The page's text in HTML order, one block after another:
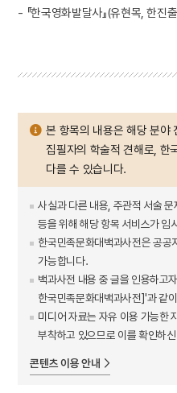
- 『한국영화발달사』(유현목, 한진
본 항목의 내용은 해당 분야
집필자의 학술적 견해로, 한
다를 수 있습니다.
사실과 다른 내용, 주관적 서술
등을 위해 해당 항목 서비스가 임
한국민족문화대백과사전은 공공
가능합니다.
백과사전 내용 중 글을 인용하고
한국민족문화대백과사전]'과 같
미디어 자료는 자유 이용 가능한
부착하고 있으므로 이를 확인하
콘텐츠 이용 안내